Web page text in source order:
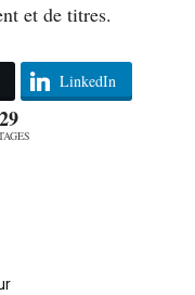
et de titres.
LinkedIn